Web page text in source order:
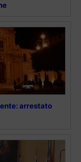
arrestato